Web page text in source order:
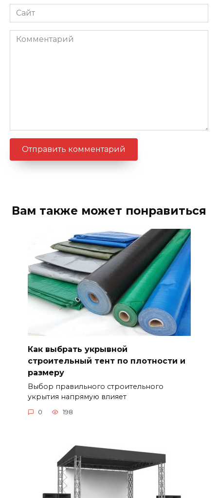
Сайт
Комментарий
Вам также может понравиться
Как выбрать укрывной
строительный тент по плотности и
размеру
Выбор правильного строительного
укрытия напрямую влияет
0 198